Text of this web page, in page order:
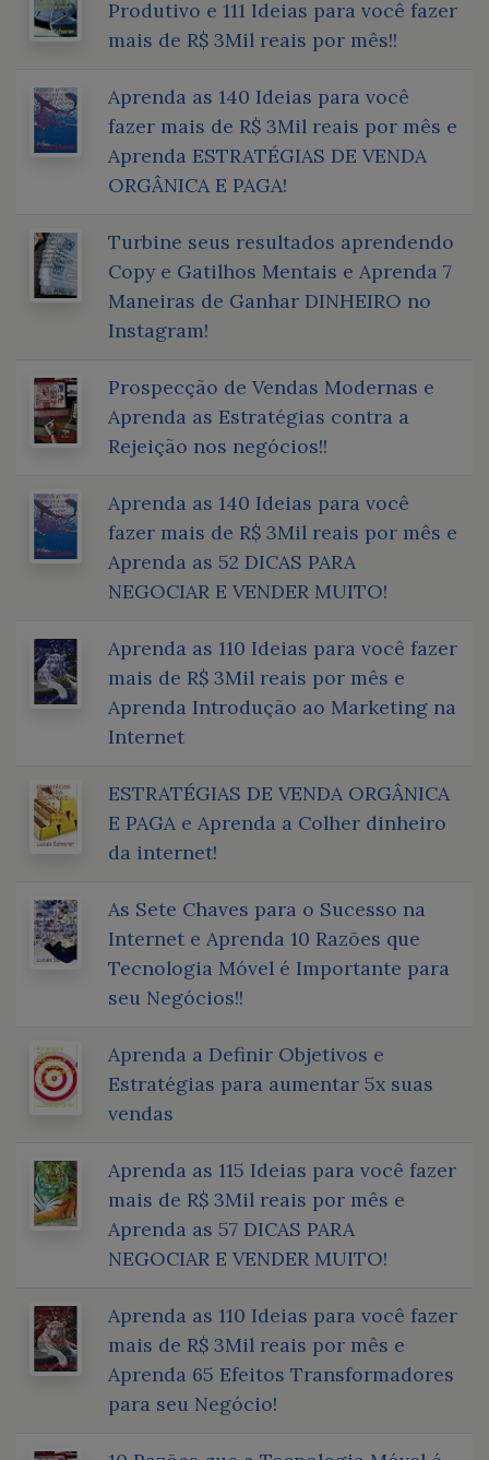
Produtivo e 111 Ideias para você fazer
mais de R$ 3Mil reais por mês!!
Aprenda as 140 Ideias para você
fazer mais de R$ 3Mil reais por mês e
Aprenda ESTRATÉGIAS DE VENDA
ORGÂNICA E PAGA!
Turbine seus resultados aprendendo
Copy e Gatilhos Mentais e Aprenda 7
Maneiras de Ganhar DINHEIRO no
Instagram!
Prospecção de Vendas Modernas e
Aprenda as Estratégias contra a
Rejeição nos negócios!!
Aprenda as 140 Ideias para você
fazer mais de R$ 3Mil reais por mês e
Aprenda as 52 DICAS PARA
NEGOCIAR E VENDER MUITO!
Aprenda as 110 Ideias para você fazer
mais de R$ 3Mil reais por mês e
Aprenda Introdução ao Marketing na
Internet
ESTRATÉGIAS DE VENDA ORGÂNICA
E PAGA e Aprenda a Colher dinheiro
da internet!
As Sete Chaves para o Sucesso na
Internet e Aprenda 10 Razões que
Tecnologia Móvel é Importante para
seu Negócios!!
Aprenda a Definir Objetivos e
Estratégias para aumentar 5x suas
vendas
Aprenda as 115 Ideias para você fazer
mais de R$ 3Mil reais por mês e
Aprenda as 57 DICAS PARA
NEGOCIAR E VENDER MUITO!
Aprenda as 110 Ideias para você fazer
mais de R$ 3Mil reais por mês e
Aprenda 65 Efeitos Transformadores
para seu Negócio!